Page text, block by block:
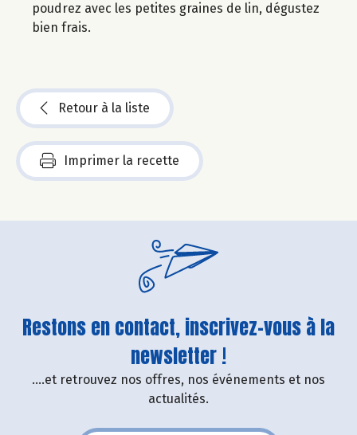
poudrez avec les petites graines de lin, dégustez
bien frais.
Retour à la liste
Imprimer la recette
Restons en contact, inscrivez-vous à la
newsletter !
....et retrouvez nos offres, nos événements et nos
actualités.